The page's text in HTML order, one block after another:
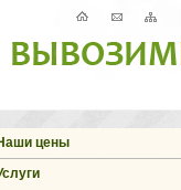
цены